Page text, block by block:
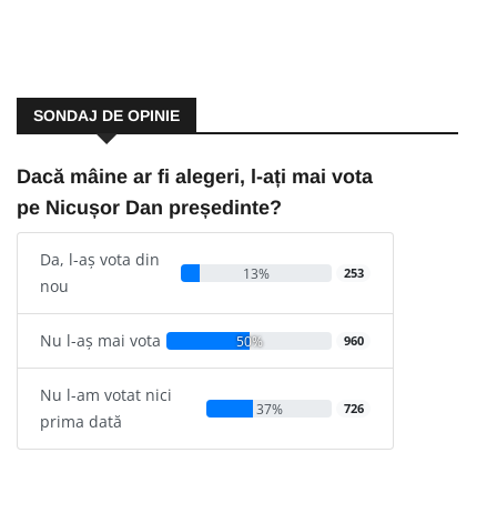
SONDAJ DE OPINIE
Dacă mâine ar fi alegeri, l-ați mai vota
pe Nicușor Dan președinte?
Da, l-aș vota din
nou
13% 253
Nu l-aș mai vota 50% 960
Nu l-am votat nici
prima dată
37% 726